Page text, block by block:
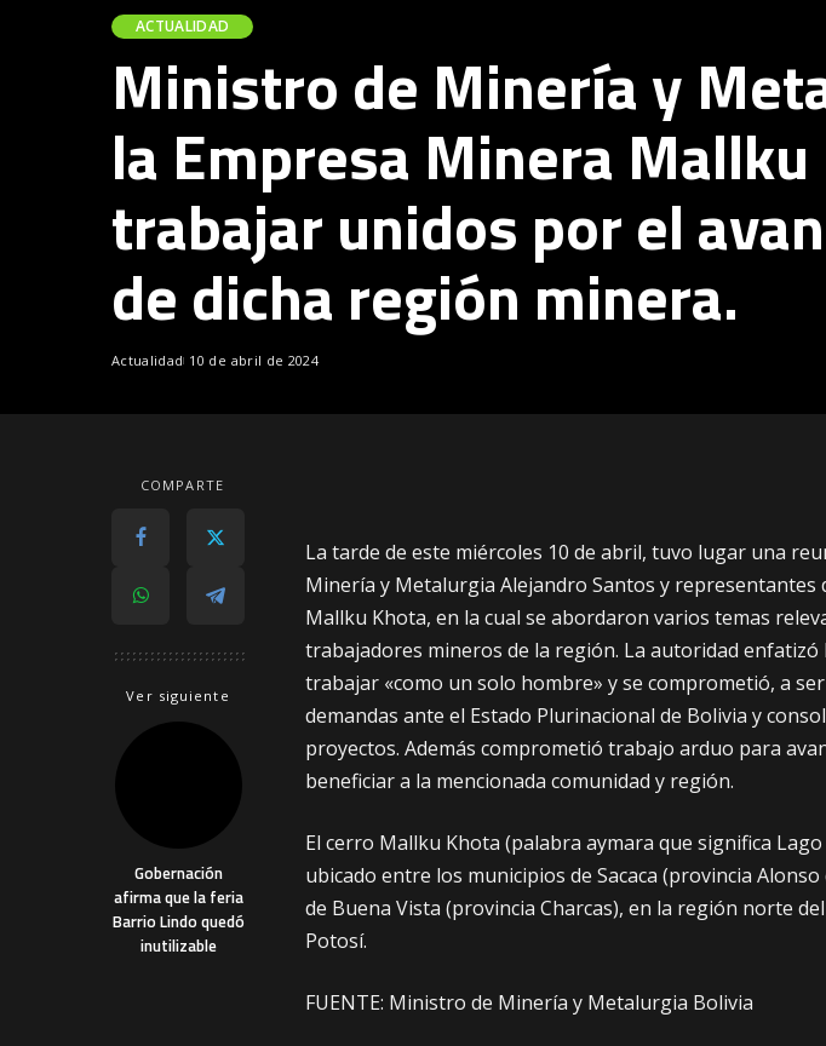
ACTUALIDAD
Ministro de Minería y
la Empresa Minera Mallku
trabajar unidos por el
de dicha región minera.
Actualidad 10 de abril de 2024
COMPARTE
Ver siguiente
Gobernación
afirma que la feria
Barrio Lindo quedó
inutilizable
La tarde de este miércoles 10 de abril, tuvo lugar una
Minería y Metalurgia Alejandro Santos y representantes
Mallku Khota, en la cual se abordaron varios temas
trabajadores mineros de la región. La autoridad enfatizó
trabajar «como un solo hombre» y se comprometió, a
demandas ante el Estado Plurinacional de Bolivia y
proyectos. Además comprometió trabajo arduo para
beneficiar a la mencionada comunidad y región.
El cerro Mallku Khota (palabra aymara que significa
ubicado entre los municipios de Sacaca (provincia Alonso
de Buena Vista (provincia Charcas), en la región norte
Potosí.
FUENTE: Ministro de Minería y Metalurgia Bolivia